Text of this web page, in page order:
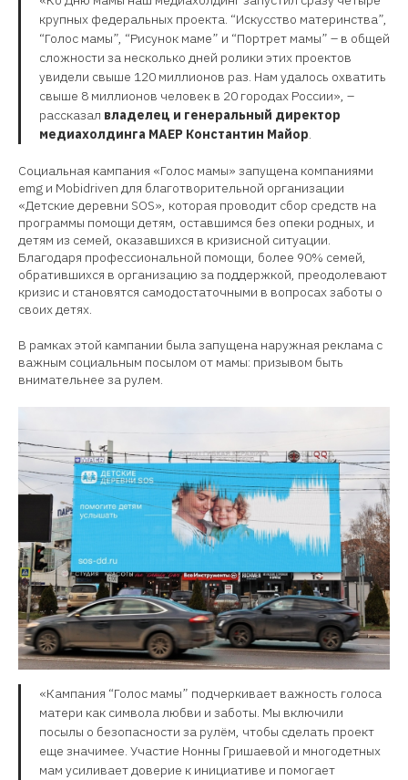
крупных федеральных проекта. “Искусство материнства”,
“Голос мамы”, “Рисунок маме” и “Портрет мамы” – в общей
сложности за несколько дней ролики этих проектов
увидели свыше 120 миллионов раз. Нам удалось охватить
свыше 8 миллионов человек в 20 городах России», –
рассказал владелец и генеральный директор
медиахолдинга МАЕР Константин Майор.
Социальная кампания «Голос мамы» запущена компаниями
emg и Mobidriven для благотворительной организации
«Детские деревни SOS», которая проводит сбор средств на
программы помощи детям, оставшимся без опеки родных, и
детям из семей, оказавшихся в кризисной ситуации.
Благодаря профессиональной помощи, более 90% семей,
обратившихся в организацию за поддержкой, преодолевают
кризис и становятся самодостаточными в вопросах заботы о
своих детях.
В рамках этой кампании была запущена наружная реклама с
важным социальным посылом от мамы: призывом быть
внимательнее за рулем.
«Кампания “Голос мамы” подчеркивает важность голоса
матери как символа любви и заботы. Мы включили
посылы о безопасности за рулём, чтобы сделать проект
еще значимее. Участие Нонны Гришаевой и многодетных
мам усиливает доверие к инициативе и помогает